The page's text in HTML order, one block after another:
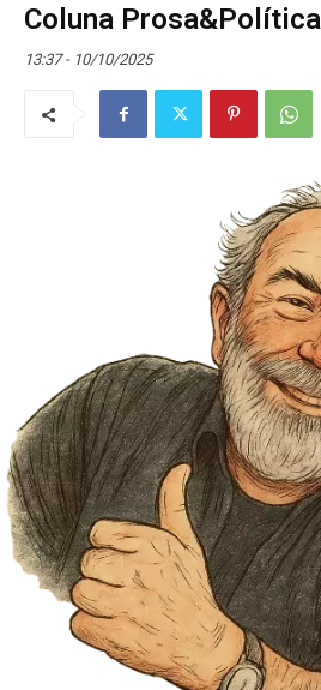
Coluna Prosa&Política
13:37 - 10/10/2025